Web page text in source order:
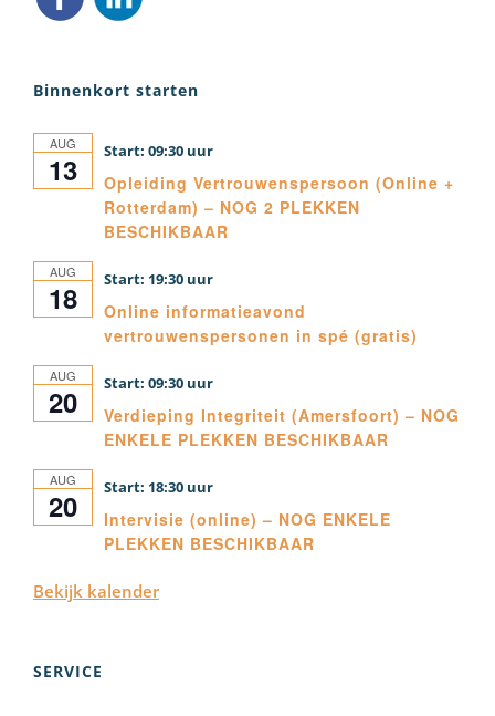
Binnenkort starten
AUG
13 09:30
Opleiding Vertrouwenspersoon (Online +
Rotterdam) – NOG 2 PLEKKEN
BESCHIKBAAR
AUG
18 19:30
Online informatieavond
vertrouwenspersonen in spé (gratis)
AUG
20 09:30
Verdieping Integriteit (Amersfoort) – NOG
ENKELE PLEKKEN BESCHIKBAAR
AUG
20 18:30
Intervisie (online) – NOG ENKELE
PLEKKEN BESCHIKBAAR
Bekijk kalender
SERVICE